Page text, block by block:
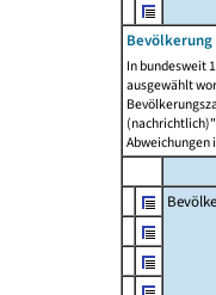
In bundesweit
ausgewählt
Abweichungen